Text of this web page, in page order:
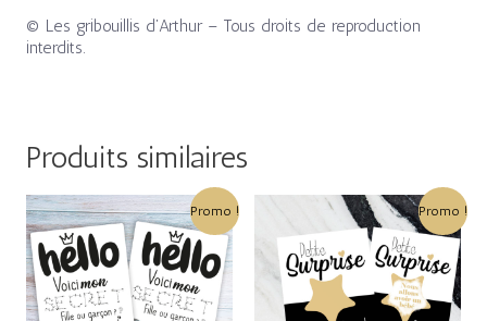
© Les gribouillis d’Arthur – Tous droits de reproduction
interdits.
Produits similaires
Promo !
Le
prix
initial
était :
3,50€.
Le
prix
actuel
est :
2,80€.
Promo !
initial
était :
3,50€.
Le
prix
actuel
est :
2,80€.